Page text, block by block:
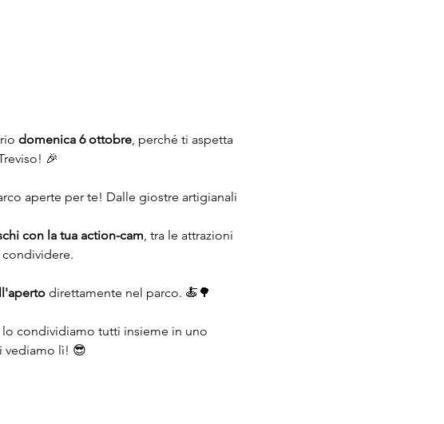
domenica 6 ottobre, perché ti aspetta
🎉
aperte per te! Dalle giostre artigianali
con la tua action-cam, tra le attrazioni
direttamente nel parco. 🍝🌳
condividiamo tutti insieme in uno
vediamo lì! 😎